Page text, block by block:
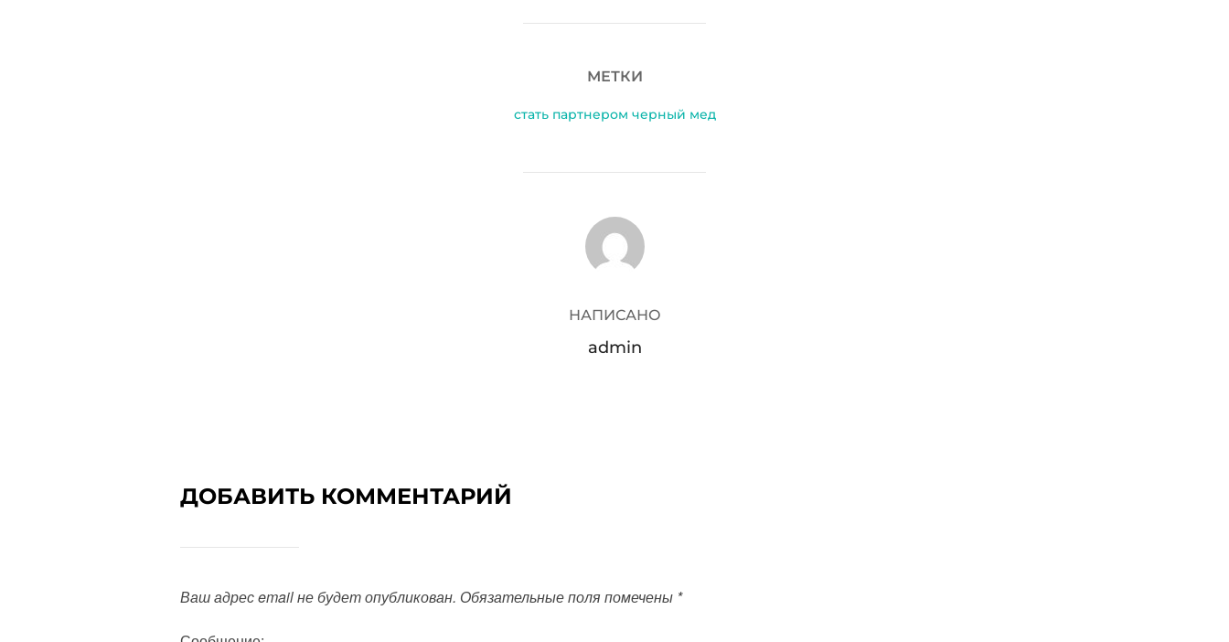
МЕТКИ
стать партнером черный мед
АВТОР ЗАПИСИ
НАПИСАНО
admin
ДОБАВИТЬ КОММЕНТАРИЙ
Ваш адрес email не будет опубликован. Обязательные поля помечены *